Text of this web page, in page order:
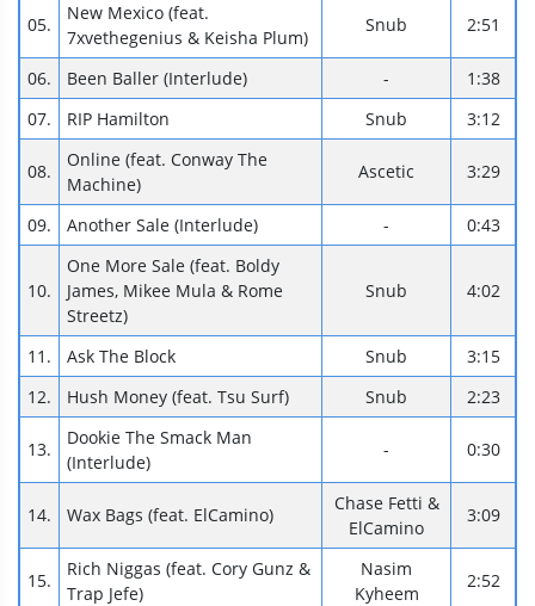
05.
New Mexico (feat.
7xvethegenius & Keisha Plum)
Snub 2:51
06. Been Baller (Interlude) -
1:38
07.
RIP Hamilton Snub 3:12
08.
Online (feat. Conway The
Machine)
Ascetic 3:29
09. Another Sale (Interlude) - 0:43
10.
One More Sale (feat. Boldy
James, Mikee Mula & Rome
Streetz)
Snub 4:02
11. Ask The Block Snub
3:15
12.
Hush Money (feat. Tsu Surf) Snub 2:23
13.
Dookie The Smack Man
(Interlude)
- 0:30
14. Wax Bags (feat. ElCamino)
Chase Fetti &
ElCamino
3:09
15.
Rich Niggas (feat. Cory Gunz &
Trap Jefe)
Nasim
Kyheem
2:52